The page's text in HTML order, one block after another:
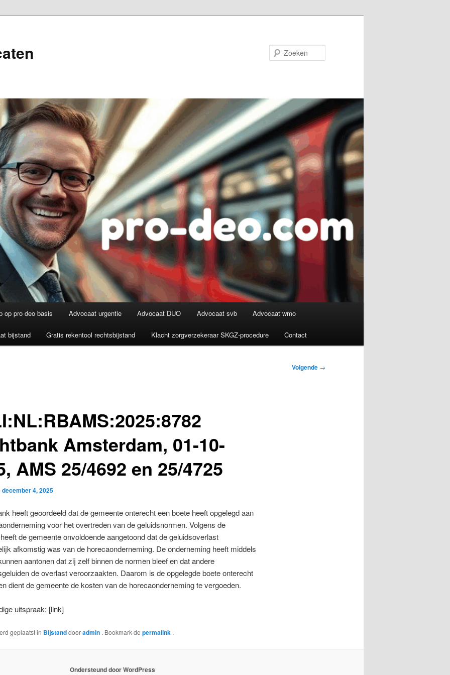
op pro deo basis Advocaat urgentie Advocaat DUO Advocaat svb Advocaat wmo
bijstand Gratis rekentool rechtsbijstand Klacht zorgverzekeraar SKGZ-procedure Contact
Volgende →
Amsterdam, 01-10-
AMS 25/4692 en 25/4725
december 4, 2025
heeft geoordeeld dat de gemeente onterecht een boete heeft opgelegd aan
voor het overtreden van de geluidsnormen. Volgens de
de gemeente onvoldoende aangetoond dat de geluidsoverlast
afkomstig was van de horecaonderneming. De onderneming heeft middels
aantonen dat zij zelf binnen de normen bleef en dat andere
de overlast veroorzaakten. Daarom is de opgelegde boete onterecht
dient de gemeente de kosten van de horecaonderneming te vergoeden.
uitspraak: [link]
geplaatst in Bijstanddooradmin . Bookmark de permalink .
Ondersteund door WordPress